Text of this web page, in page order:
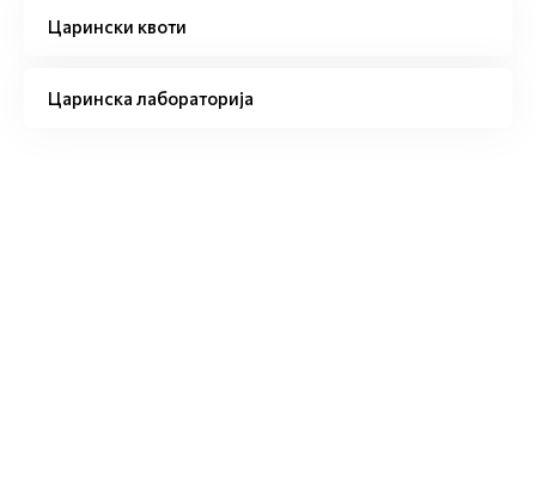
Царински квоти
Царинска лабораторија